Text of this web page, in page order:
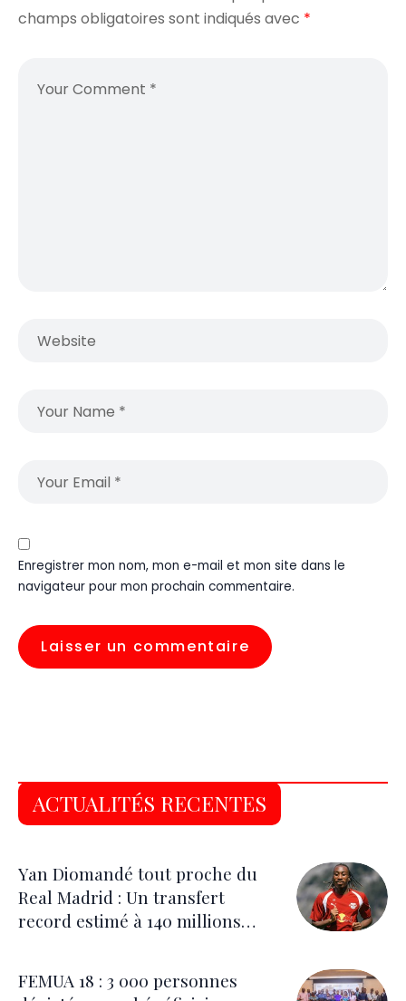
champs obligatoires sont indiqués avec *
Enregistrer mon nom, mon e-mail et mon site dans le
navigateur pour mon prochain commentaire.
ACTUALITÉS RECENTES
Yan Diomandé tout proche du
Real Madrid : Un transfert
record estimé à 140 millions
FEMUA 18 : 3 000 personnes